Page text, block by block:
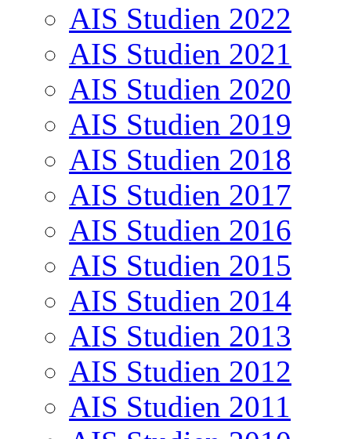
AIS Studien 2022
AIS Studien 2021
AIS Studien 2020
AIS Studien 2019
AIS Studien 2018
AIS Studien 2017
AIS Studien 2016
AIS Studien 2015
AIS Studien 2014
AIS Studien 2013
AIS Studien 2012
AIS Studien 2011